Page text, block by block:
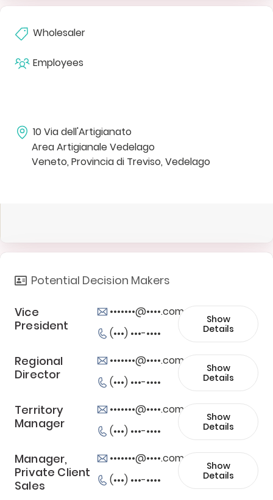
Wholesaler
Employees
10 Via dell'Artigianato
Area Artigianale Vedelago
Veneto, Provincia di Treviso, Vedelago
Potential Decision Makers
Vice
President
•••••••@••••.com
(•••) •••-••••
Show
Details
Regional
Director
•••••••@••••.com
(•••) •••-••••
Show
Details
Territory
Manager
•••••••@••••.com
(•••) •••-••••
Show
Details
Manager,
Private Client
Sales
•••••••@••••.com
(•••) •••-••••
Show
Details